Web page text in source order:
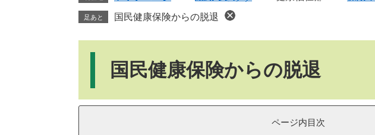
足あと 国民健康保険からの脱退
国民健康保険からの脱退
ページ内目次